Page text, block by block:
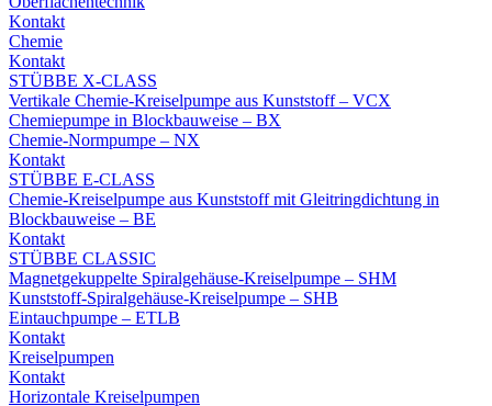
Kontakt
Chemie
Kontakt
STÜBBE X-CLASS
Vertikale Chemie-Kreiselpumpe aus Kunststoff – VCX
Chemiepumpe in Blockbauweise – BX
Chemie-Normpumpe – NX
Kontakt
STÜBBE E-CLASS
Chemie-Kreiselpumpe aus Kunststoff mit Gleitringdichtung in
Blockbauweise – BE
Kontakt
STÜBBE CLASSIC
Magnetgekuppelte Spiralgehäuse-Kreiselpumpe – SHM
Kunststoff-Spiralgehäuse-Kreiselpumpe – SHB
Eintauchpumpe – ETLB
Kontakt
Kreiselpumpen
Kontakt
Horizontale Kreiselpumpen